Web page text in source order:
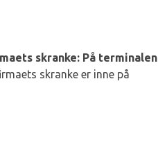
skranke: På terminalen
skranke er inne på